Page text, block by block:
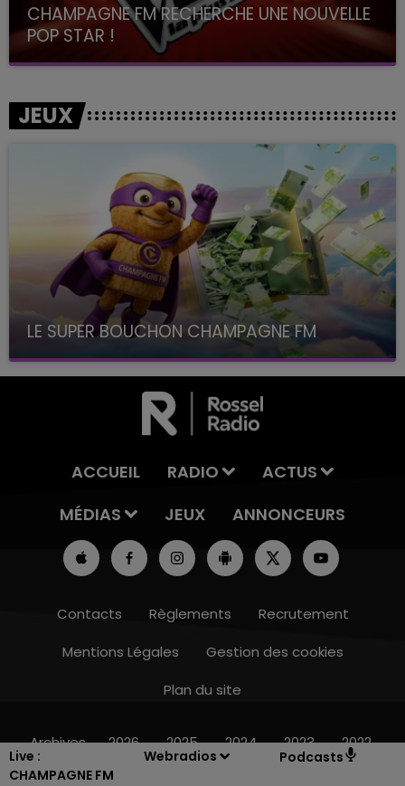
Live :
CHAMPAGNE FM
Webradios Podcasts
CHAMPAGNE FM RECHERCHE UNE NOUVELLE
POP STAR !
Toute la journée sur Champagne FM
JEUX
LE SUPER BOUCHON CHAMPAGNE FM
avec La Famille Champagne FM, à 8H10
ACCUEIL RADIO
ACTUS
MÉDIAS
JEUX ANNONCEURS
Contacts Règlements
Recrutement
Mentions Légales
Gestion des cookies
Plan du site
Archives 2026 2025 2024 2023 2022